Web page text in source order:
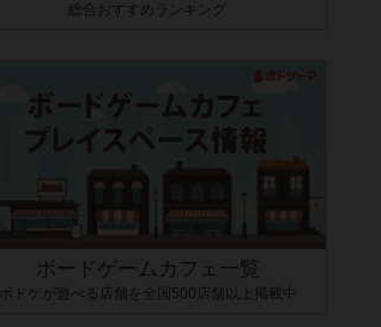
総合おすすめランキング
ボードゲームカフェ一覧
ボドゲが遊べる店舗を全国500店舗以上掲載中